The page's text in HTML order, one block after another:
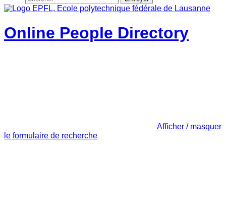
Online People Directory
Afficher / masquer
le formulaire de recherche